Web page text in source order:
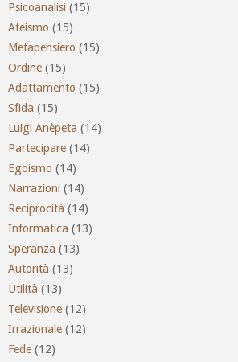
Psicoanalisi (15)
Ateismo (15)
Metapensiero (15)
Ordine (15)
Adattamento (15)
Sfida (15)
Luigi Anèpeta (14)
Partecipare (14)
Egoismo (14)
Narrazioni (14)
Reciprocità (14)
Informatica (13)
Speranza (13)
Autorità (13)
Utilità (13)
Televisione (12)
Irrazionale (12)
Fede (12)